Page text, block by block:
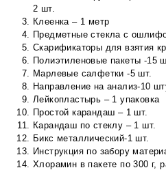
2 шт.
Клеенка – 1 метр
Предметные стекла с
Скарификаторы для взятия
Полиэтиленовые пакеты -15
Марлевые салфетки -5 шт.
Направление на анализ-10
Лейкопластырь – 1 упаковка
Простой карандаш – 1 шт.
Карандаш по стеклу – 1 шт.
Бикс металлический-1 шт.
Инструкция по забору
Хлорамин в пакете по 300 г,